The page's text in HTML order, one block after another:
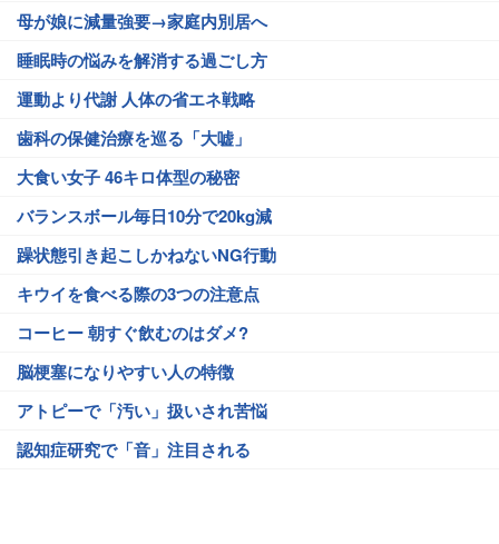
母が娘に減量強要→家庭内別居へ
睡眠時の悩みを解消する過ごし方
運動より代謝 人体の省エネ戦略
歯科の保健治療を巡る「大嘘」
大食い女子 46キロ体型の秘密
バランスボール毎日10分で20kg減
躁状態引き起こしかねないNG行動
キウイを食べる際の3つの注意点
コーヒー 朝すぐ飲むのはダメ?
脳梗塞になりやすい人の特徴
アトピーで「汚い」扱いされ苦悩
認知症研究で「音」注目される